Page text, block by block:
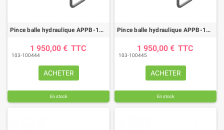
Pince balle hydraulique APPB-180 CT attelage Merlo
1 950,00 € TTC
103-100444
ACHETER
En stock
Pince balle hydraulique APPB-180 CT attelage Manitou
1 950,00 € TTC
103-100445
ACHETER
En stock